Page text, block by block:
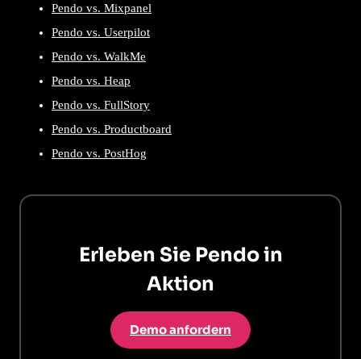
Pendo vs. Mixpanel
Pendo vs. Userpilot
Pendo vs. WalkMe
Pendo vs. Heap
Pendo vs. FullStory
Pendo vs. Productboard
Pendo vs. PostHog
Erleben Sie Pendo in
Aktion
Demo anfordern